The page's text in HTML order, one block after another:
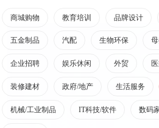
商城购物 教育培训 品牌设计
五金制品 汽配 生物环保
企业招聘 娱乐休闲 外贸
装修建材 政府/地产 生活服务
机械/工业制品 IT科技/软件 数码